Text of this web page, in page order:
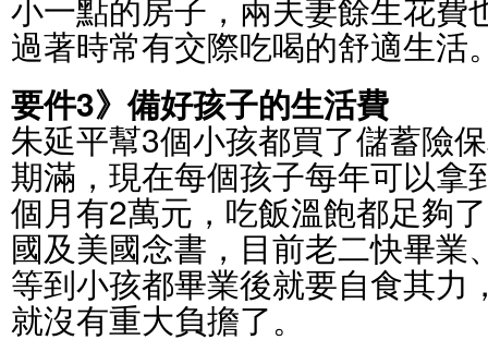
過著時常有交際吃喝的舒適生活
要件3》備好孩子的生活費
朱延平幫3個小孩都買了儲蓄險
期滿，現在每個孩子每年可以拿
個月有2萬元，吃飯溫飽都足夠
國及美國念書，目前老二快畢業
等到小孩都畢業後就要自食其力
就沒有重大負擔了。